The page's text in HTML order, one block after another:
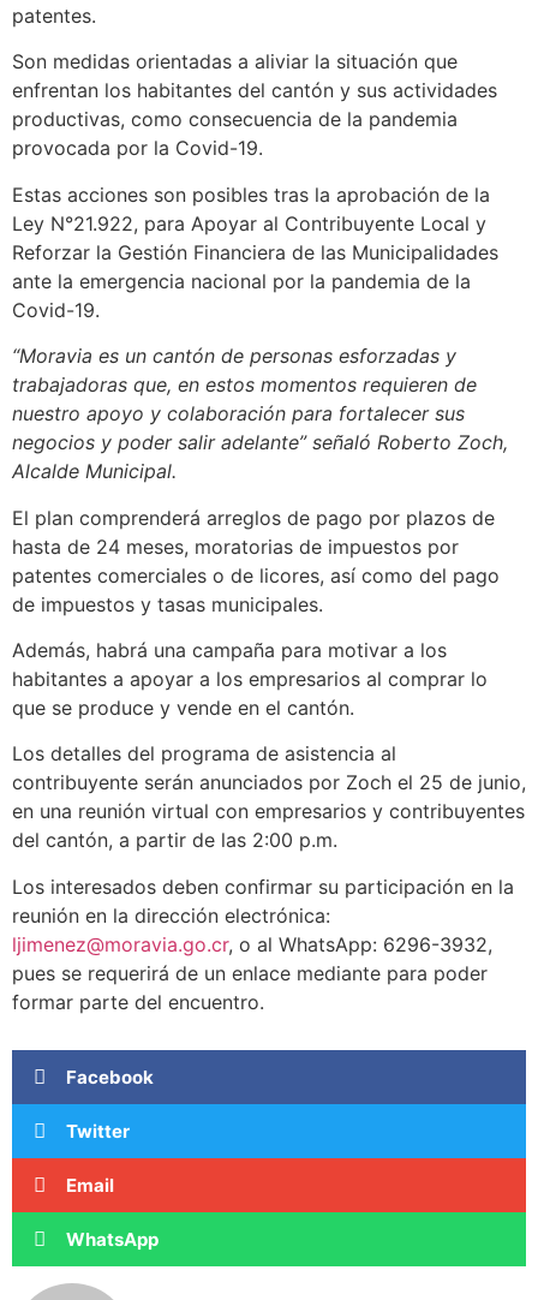
patentes.
Son medidas orientadas a aliviar la situación que
enfrentan los habitantes del cantón y sus actividades
productivas, como consecuencia de la pandemia
provocada por la Covid-19.
Estas acciones son posibles tras la aprobación de la
Ley N°21.922, para Apoyar al Contribuyente Local y
Reforzar la Gestión Financiera de las Municipalidades
ante la emergencia nacional por la pandemia de la
Covid-19.
“Moravia es un cantón de personas esforzadas y
trabajadoras que, en estos momentos requieren de
nuestro apoyo y colaboración para fortalecer sus
negocios y poder salir adelante” señaló Roberto Zoch,
Alcalde Municipal.
El plan comprenderá arreglos de pago por plazos de
hasta de 24 meses, moratorias de impuestos por
patentes comerciales o de licores, así como del pago
de impuestos y tasas municipales.
Además, habrá una campaña para motivar a los
habitantes a apoyar a los empresarios al comprar lo
que se produce y vende en el cantón.
Los detalles del programa de asistencia al
contribuyente serán anunciados por Zoch el 25 de junio,
en una reunión virtual con empresarios y contribuyentes
del cantón, a partir de las 2:00 p.m.
Los interesados deben confirmar su participación en la
reunión en la dirección electrónica:
ljimenez@moravia.go.cr, o al WhatsApp: 6296-3932,
pues se requerirá de un enlace mediante para poder
formar parte del encuentro.
Facebook
Twitter
Email
WhatsApp